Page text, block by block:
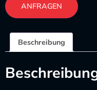
ANFRAGEN
Beschreibung